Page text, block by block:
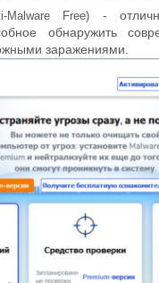
Malware Free) -
обнаружить
заражениями.